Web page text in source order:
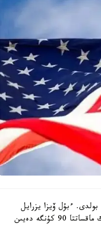
ءبۇل ۆيزا يزرايل
ازاماتتارىنا الدىمەن ۆيزا الۋدى قاجەت ەتپەستەن ا ق ش-قا ىسكەرلىك نەمەسە تۋريستىك ماقساتتا 90 كۇنگە دەيىن